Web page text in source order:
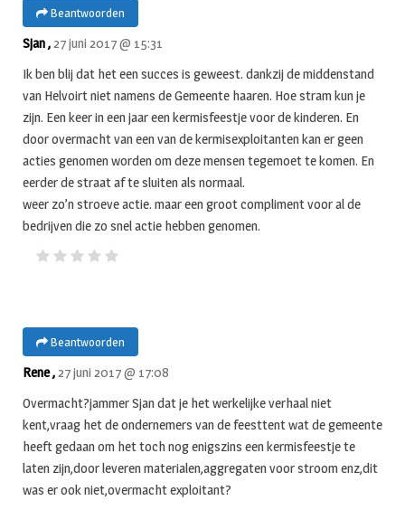
Beantwoorden
Sjan ,27 juni 2017 @ 15:31
Ik ben blij dat het een succes is geweest. dankzij de middenstand
van Helvoirt niet namens de Gemeente haaren. Hoe stram kun je
zijn. Een keer in een jaar een kermisfeestje voor de kinderen. En
door overmacht van een van de kermisexploitanten kan er geen
acties genomen worden om deze mensen tegemoet te komen. En
eerder de straat af te sluiten als normaal.
weer zo’n stroeve actie. maar een groot compliment voor al de
bedrijven die zo snel actie hebben genomen.
Beantwoorden
Rene ,27 juni 2017 @ 17:08
Overmacht?jammer Sjan dat je het werkelijke verhaal niet
kent,vraag het de ondernemers van de feesttent wat de gemeente
heeft gedaan om het toch nog enigszins een kermisfeestje te
laten zijn,door leveren materialen,aggregaten voor stroom enz,dit
was er ook niet,overmacht exploitant?